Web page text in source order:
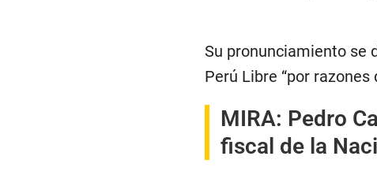
Su pronunciamiento se
Perú Libre “por razones
MIRA: Pedro
fiscal de la